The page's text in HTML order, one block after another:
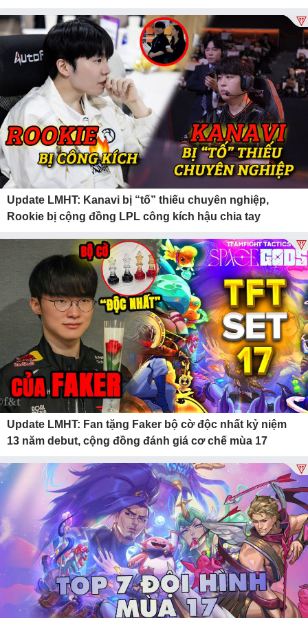
Update LMHT: Kanavi bị “tố” thiếu chuyên nghiệp,
Rookie bị cộng đồng LPL công kích hậu chia tay
Update LMHT: Fan tặng Faker bộ cờ độc nhất kỷ niệm
13 năm debut, cộng đồng đánh giá cơ chế mùa 17